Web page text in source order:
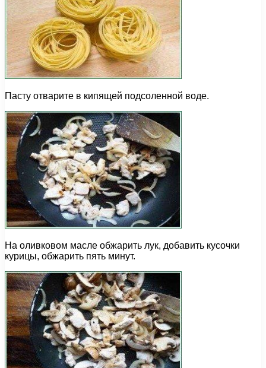
Пасту отварите в кипящей подсоленной воде.
На оливковом масле обжарить лук, добавить кусочки
курицы, обжарить пять минут.